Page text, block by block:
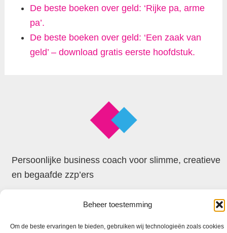
Beheer toestemming
Om de beste ervaringen te bieden, gebruiken wij technologieën zoals cookies
De beste boeken over geld: ‘Rijke pa, arme
pa’.
De beste boeken over geld: ‘Een zaak van
geld’ – download gratis eerste hoofdstuk.
Persoonlijke business coach voor slimme, creatieve
en begaafde zzp’ers
© 2026 Faxion